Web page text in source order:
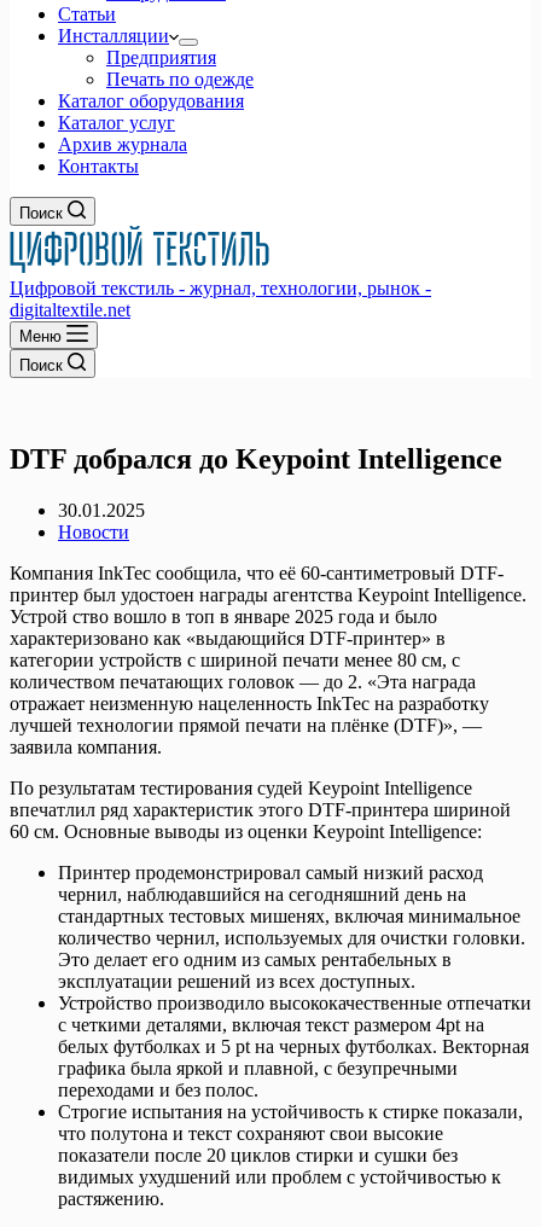
Статьи
Инсталляции
Предприятия
Печать по одежде
Каталог оборудования
Каталог услуг
Архив журнала
Контакты
Поиск
Цифровой текстиль - журнал, технологии, рынок -
digitaltextile.net
Меню
Поиск
DTF добрался до Keypoint Intelligence
30.01.2025
Новости
Компания InkTec сообщила, что её 60-сантиметровый DTF-
принтер был удостоен награды агентства Keypoint Intelligence.
Устрой ство вошло в топ в январе 2025 года и было
характеризовано как «выдающийся DTF-принтер» в
категории устройств с шириной печати менее 80 см, с
количеством печатающих головок — до 2. «Эта награда
отражает неизменную нацеленность InkTec на разработку
лучшей технологии прямой печати на плёнке (DTF)», —
заявила компания.
По результатам тестирования судей Keypoint Intelligence
впечатлил ряд характеристик этого DTF-принтера шириной
60 см. Основные выводы из оценки Keypoint Intelligence:
Принтер продемонстрировал самый низкий расход
чернил, наблюдавшийся на сегодняшний день на
стандартных тестовых мишенях, включая минимальное
количество чернил, используемых для очистки головки.
Это делает его одним из самых рентабельных в
эксплуатации решений из всех доступных.
Устройство производило высококачественные отпечатки
с четкими деталями, включая текст размером 4pt на
белых футболках и 5 pt на черных футболках. Векторная
графика была яркой и плавной, с безупречными
переходами и без полос.
Строгие испытания на устойчивость к стирке показали,
что полутона и текст сохраняют свои высокие
показатели после 20 циклов стирки и сушки без
видимых ухудшений или проблем с устойчивостью к
растяжению.